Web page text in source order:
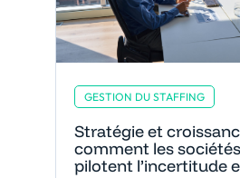
GESTION DU STAFFING
Stratégie et
comment les
pilotent l’incertitude